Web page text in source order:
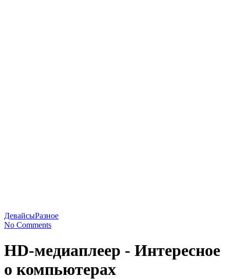
ДевайсыРазное
No Comments
HD-медиаплеер - Интересное
о компьютерах